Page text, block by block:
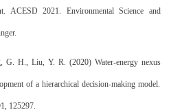
ACESD 2021. Environmental Science and
G. H., Liu, Y. R. (2020) Water-energy nexus
of a hierarchical decision-making model.
125297.